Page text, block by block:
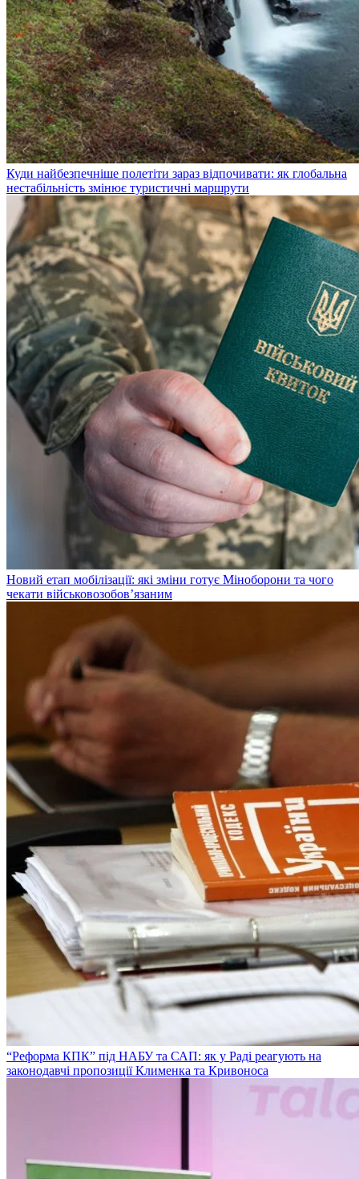
Куди найбезпечніше полетіти зараз відпочивати: як глобальна
нестабільність змінює туристичні маршрути
Новий етап мобілізації: які зміни готує Міноборони та чого
чекати військовозобов’язаним
“Реформа КПК” під НАБУ та САП: як у Раді реагують на
законодавчі пропозиції Клименка та Кривоноса